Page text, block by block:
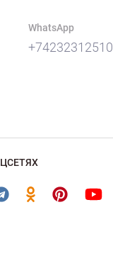
WhatsApp
+74232312510